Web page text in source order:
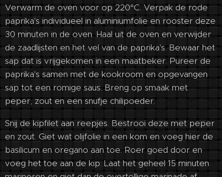
Verwarm de oven voor op 220°C. Verpak de rode
paprika's individueel in aluminiumfolie en rooster deze
30 minuten in de oven. Haal uit de oven en verwijder
de zaadlijsten en het vel van de paprika's. Bewaar het
sap dat is vrijgekomen in een maatbeker. Pureer de
paprika's samen met de kookroom en opgevangen
sap tot een romige saus. Breng op smaak met
peper, zout en een snufje chilipoeder.
Snij de kipfilet aan reepjes. Bestrooi deze met peper
en zout. Giet wat olijfolie in een kom en voeg hier de
basilicum en oregano aan toe. Roer goed door en
voeg het toe aan de kip. Laat het geheel 15 minuten